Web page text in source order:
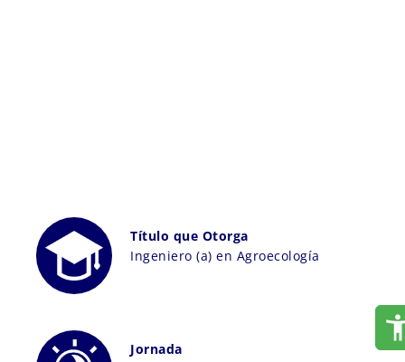
Título que Otorga
Ingeniero (a) en Agroecología
Jornada